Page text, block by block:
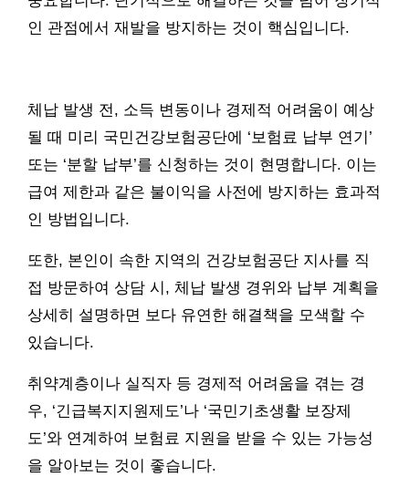
인 관점에서 재발을 방지하는 것이 핵심입니다.
체납 발생 전, 소득 변동이나 경제적 어려움이 예상
될 때 미리 국민건강보험공단에 ‘보험료 납부 연기’
또는 ‘분할 납부’를 신청하는 것이 현명합니다. 이는
급여 제한과 같은 불이익을 사전에 방지하는 효과적
인 방법입니다.
또한, 본인이 속한 지역의 건강보험공단 지사를 직
접 방문하여 상담 시, 체납 발생 경위와 납부 계획을
상세히 설명하면 보다 유연한 해결책을 모색할 수
있습니다.
취약계층이나 실직자 등 경제적 어려움을 겪는 경
우, ‘긴급복지지원제도’나 ‘국민기초생활 보장제
도’와 연계하여 보험료 지원을 받을 수 있는 가능성
을 알아보는 것이 좋습니다.